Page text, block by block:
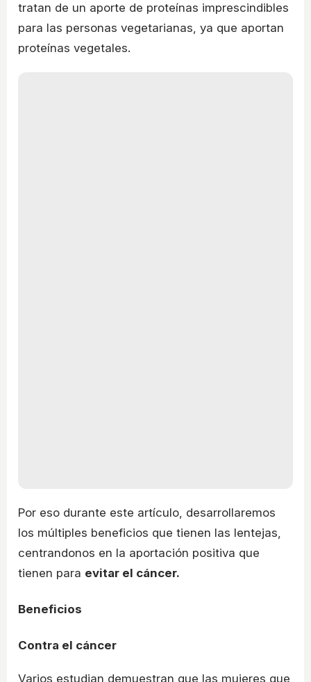
tratan de un aporte de proteínas imprescindibles
para las personas vegetarianas, ya que aportan
proteínas vegetales.
Por eso durante este artículo, desarrollaremos
los múltiples beneficios que tienen las lentejas,
centrandonos en la aportación positiva que
tienen para evitar el cáncer.
Beneficios
Contra el cáncer
Varios estudian demuestran que las mujeres que